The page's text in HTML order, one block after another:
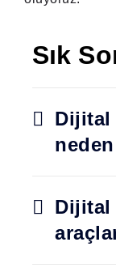
Sık
Dijital
Dijital